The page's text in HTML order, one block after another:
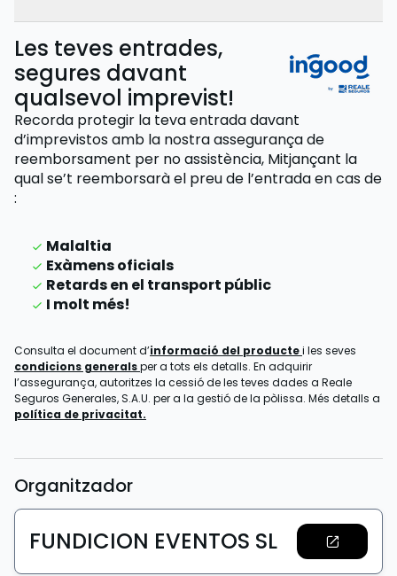
Les teves entrades,
segures davant
qualsevol imprevist!
Recorda protegir la teva entrada davant
d’imprevistos amb la nostra assegurança de
reemborsament per no assistència, Mitjançant la
qual se’t reemborsarà el preu de l’entradaen cas de
:
Malaltia
Exàmens oficials
Retards en el transport públic
I molt més!
Consulta el document d’informació del productei les seves
condicions generalsper a tots els detalls. En adquirir
l’assegurança, autoritzes la cessió de les teves dades a Reale
Seguros Generales, S.A.U. per a la gestió de la pòlissa. Més detalls a
política de privacitat.
Organitzador
FUNDICION EVENTOS SL